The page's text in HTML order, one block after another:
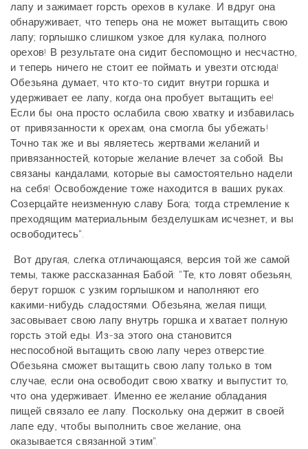
лапу и зажимает горсть орехов в кулаке. И вдруг она
обнаруживает, что теперь она не может вытащить свою
лапу; горлышко слишком узкое для кулака, полного
орехов! В результате она сидит беспомощно и несчастно,
и теперь ничего не стоит ее поймать и увезти отсюда!
Обезьяна думает, что кто-то сидит внутри горшка и
удерживает ее лапу, когда она пробует вытащить ее!
Если бы она просто ослабила свою хватку и избавилась
от привязанности к орехам, она смогла бы убежать!
Точно так же и вы являетесь жертвами желаний и
привязанностей, которые желание влечет за собой. Вы
связаны кандалами, которые вы самостоятельно надели
на себя! Освобождение тоже находится в ваших руках.
Созерцайте неизменную славу Бога; тогда стремление к
преходящим материальным безделушкам исчезнет, и вы
освободитесь".
Вот другая, слегка отличающаяся, версия той же самой
темы, также рассказанная Бабой: "Те, кто ловят обезьян,
берут горшок с узким горлышком и наполняют его
какими-нибудь сладостями. Обезьяна, желая пищи,
засовывает свою лапу внутрь горшка и хватает полную
горсть этой еды. Из-за этого она становится
неспособной вытащить свою лапу через отверстие.
Обезьяна сможет вытащить свою лапу только в том
случае, если она освободит свою хватку и выпустит то,
что она удерживает. Именно ее желание обладания
пищей связало ее лапу. Поскольку она держит в своей
лапе еду, чтобы выполнить свое желание, она
оказывается связанной этим".